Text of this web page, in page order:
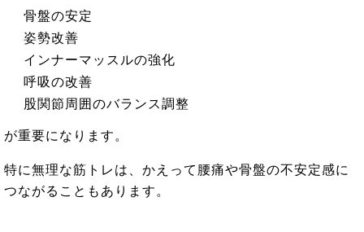
骨盤の安定
姿勢改善
インナーマッスルの強化
呼吸の改善
股関節周囲のバランス調整
が重要になります。
特に無理な筋トレは、かえって腰痛や骨盤の不安定感に
つながることもあります。